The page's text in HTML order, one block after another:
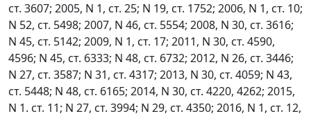
ст. 3607; 2005, N 1, ст. 25; N 19, ст. 1752; 2006, N 1, ст. 10;
N 52, ст. 5498; 2007, N 46, ст. 5554; 2008, N 30, ст. 3616;
N 45, ст. 5142; 2009, N 1, ст. 17; 2011, N 30, ст. 4590,
4596; N 45, ст. 6333; N 48, ст. 6732; 2012, N 26, ст. 3446;
N 27, ст. 3587; N 31, ст. 4317; 2013, N 30, ст. 4059; N 43,
ст. 5448; N 48, ст. 6165; 2014, N 30, ст. 4220, 4262; 2015,
N 1. ст. 11; N 27, ст. 3994; N 29, ст. 4350; 2016, N 1, ст. 12,